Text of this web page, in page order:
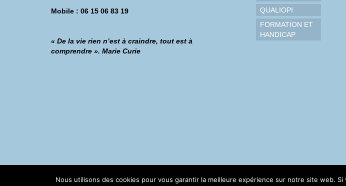
Mobile : 06 15 06 83 19
« De la vie rien n’est à craindre, tout est à
comprendre ». Marie Curie
QUALIOPI
FORMATION ET
HANDICAP
©Catherine Montillot
Nous utilisons des cookies pour vous garantir la meilleure expérience sur notre site web.